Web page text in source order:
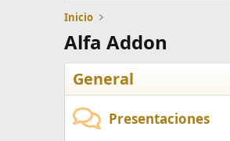
Inicio
Alfa Addon
General
Presentaciones